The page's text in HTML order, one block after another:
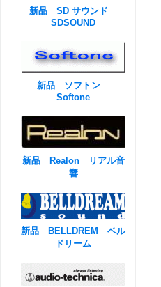
新品 SD サウンド
SDSOUND
新品 ソフトン
Softone
新品 Realon リアル音
響
新品 BELLDREM ベル
ドリーム